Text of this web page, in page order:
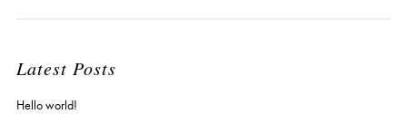
Latest Posts
Hello world!